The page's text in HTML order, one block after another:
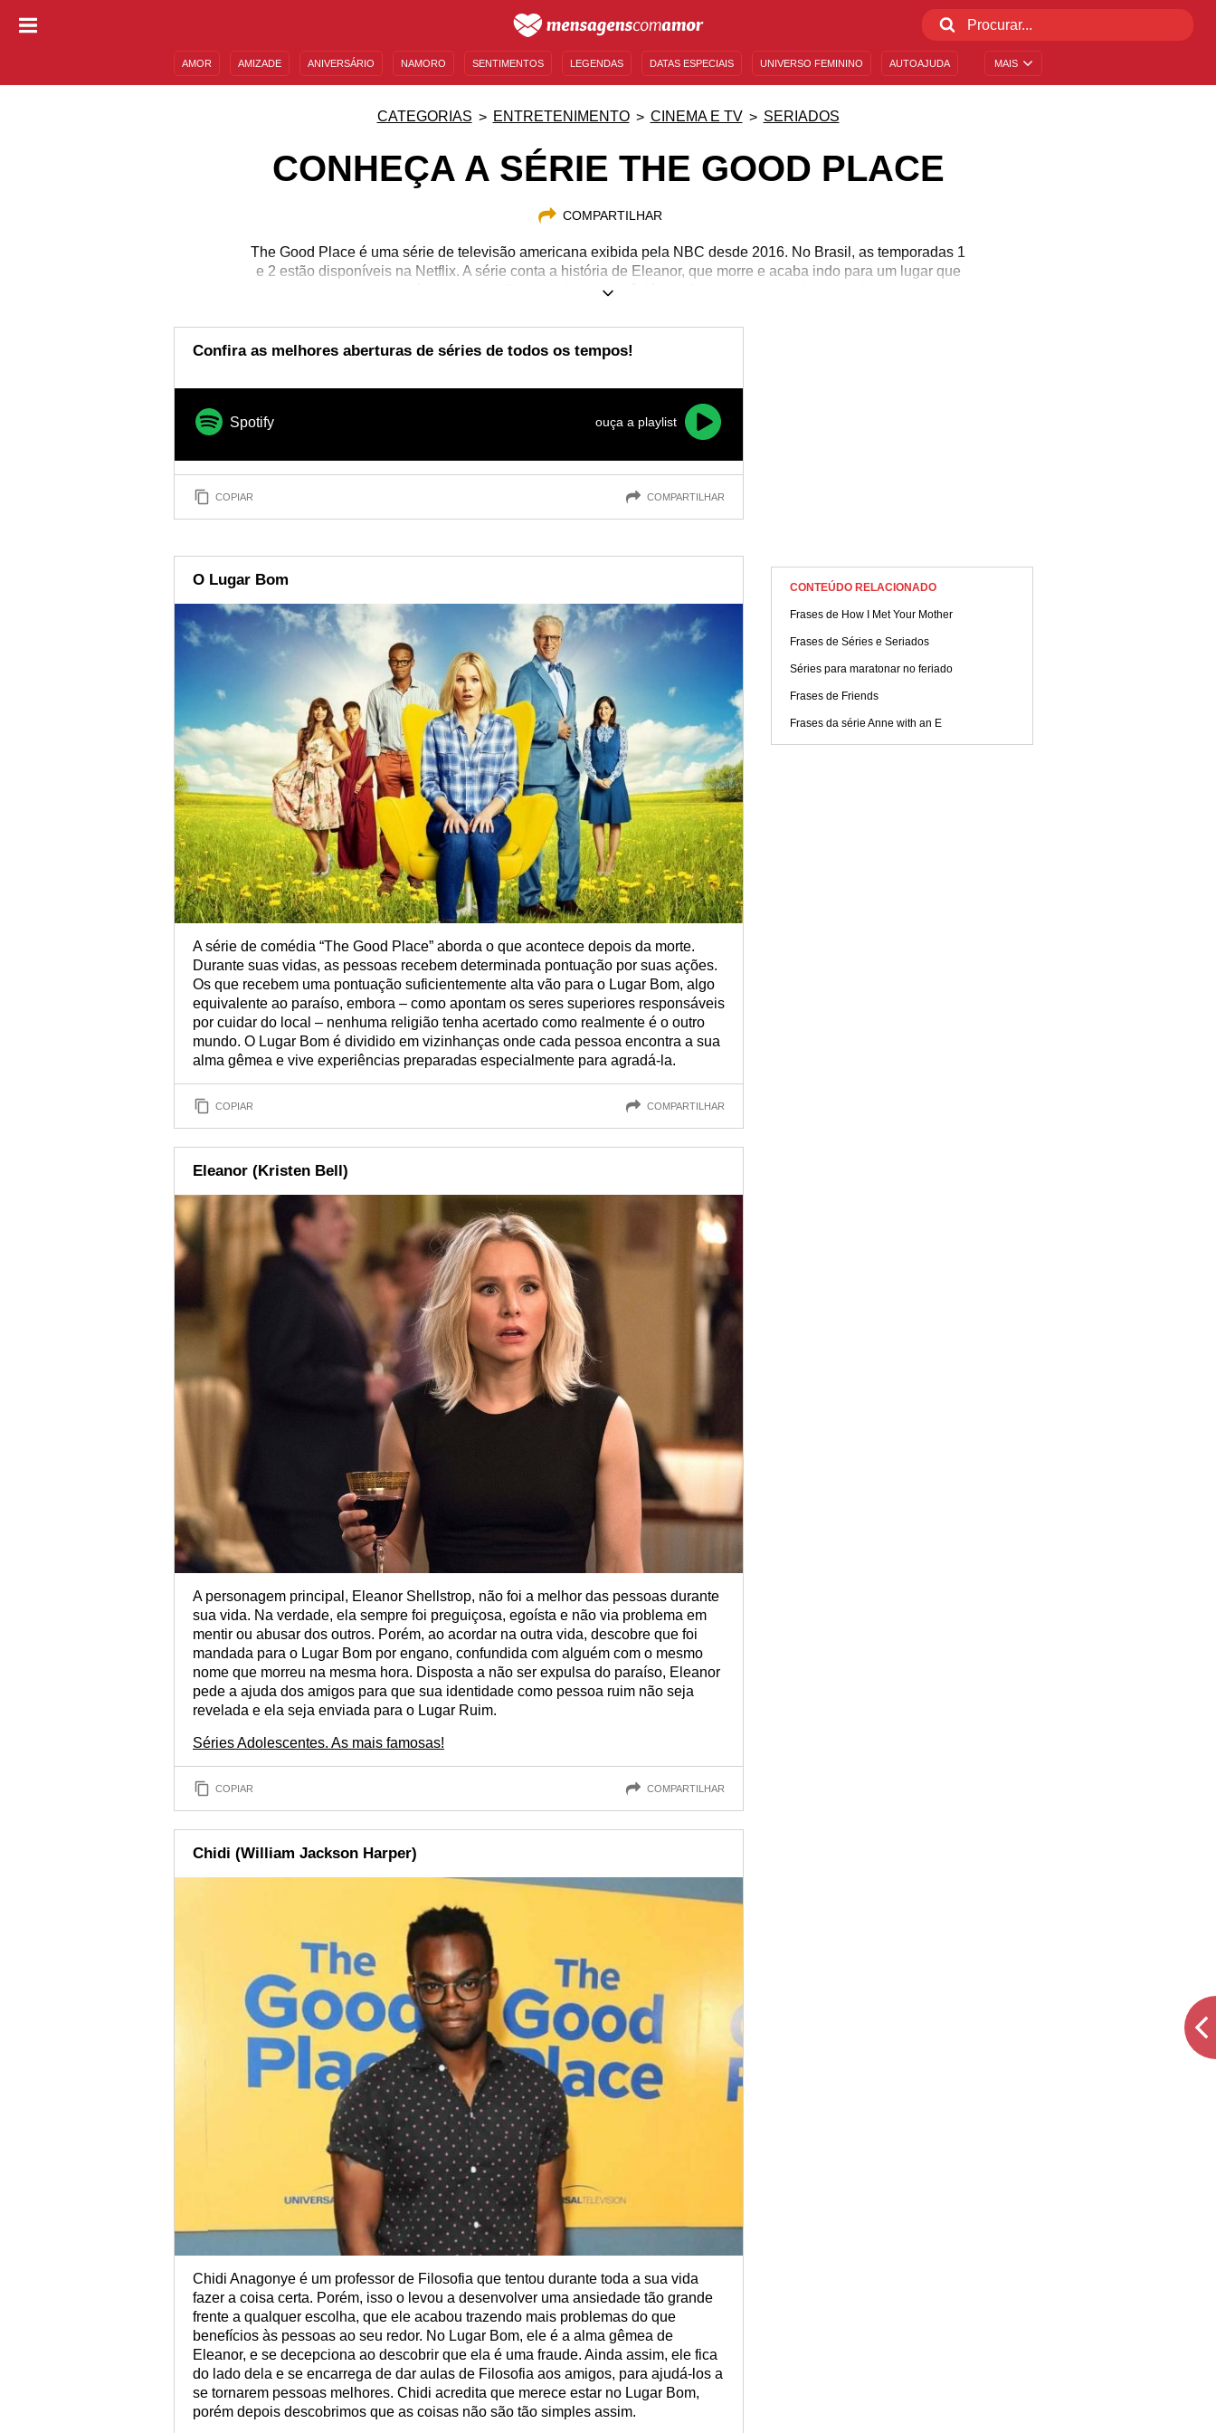
MAIS
AMOR AMIZADE ANIVERSÁRIO NAMORO SENTIMENTOS LEGENDAS DATAS ESPECIAIS UNIVERSO FEMININO AUTOAJUDA
CATEGORIAS ENTRETENIMENTO CINEMA E TV SERIADOS
CONHEÇA A SÉRIE THE GOOD PLACE
COMPARTILHAR
The Good Place é uma série de televisão americana exibida pela NBC desde 2016. No Brasil, as temporadas 1
e 2 estão disponíveis na Netflix. A série conta a história de Eleanor, que morre e acaba indo para um lugar que
seria o paraíso, mas ela não entende o porquê, já que foi uma pessoa ruim em vida.
Confira as melhores aberturas de séries de todos os tempos!
Spotify ouça a playlist
COPIAR COMPARTILHAR
O Lugar Bom
A série de comédia “The Good Place” aborda o que acontece depois da morte.
Durante suas vidas, as pessoas recebem determinada pontuação por suas ações.
Os que recebem uma pontuação suficientemente alta vão para o Lugar Bom, algo
equivalente ao paraíso, embora – como apontam os seres superiores responsáveis
por cuidar do local – nenhuma religião tenha acertado como realmente é o outro
mundo. O Lugar Bom é dividido em vizinhanças onde cada pessoa encontra a sua
alma gêmea e vive experiências preparadas especialmente para agradá-la.
COPIAR COMPARTILHAR
Eleanor (Kristen Bell)
A personagem principal, Eleanor Shellstrop, não foi a melhor das pessoas durante
sua vida. Na verdade, ela sempre foi preguiçosa, egoísta e não via problema em
mentir ou abusar dos outros. Porém, ao acordar na outra vida, descobre que foi
mandada para o Lugar Bom por engano, confundida com alguém com o mesmo
nome que morreu na mesma hora. Disposta a não ser expulsa do paraíso, Eleanor
pede a ajuda dos amigos para que sua identidade como pessoa ruim não seja
revelada e ela seja enviada para o Lugar Ruim.
Séries Adolescentes. As mais famosas!
COPIAR COMPARTILHAR
Chidi (William Jackson Harper)
Chidi Anagonye é um professor de Filosofia que tentou durante toda a sua vida
fazer a coisa certa. Porém, isso o levou a desenvolver uma ansiedade tão grande
frente a qualquer escolha, que ele acabou trazendo mais problemas do que
benefícios às pessoas ao seu redor. No Lugar Bom, ele é a alma gêmea de
Eleanor, e se decepciona ao descobrir que ela é uma fraude. Ainda assim, ele fica
do lado dela e se encarrega de dar aulas de Filosofia aos amigos, para ajudá-los a
se tornarem pessoas melhores. Chidi acredita que merece estar no Lugar Bom,
porém depois descobrimos que as coisas não são tão simples assim.
CONTEÚDO RELACIONADO
Frases de How I Met Your Mother
Frases de Séries e Seriados
Séries para maratonar no feriado
Frases de Friends
Frases da série Anne with an E